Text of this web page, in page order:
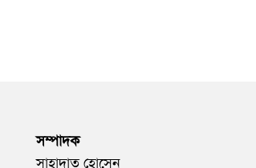
সম্পাদক
সাহাদাত হোসেন